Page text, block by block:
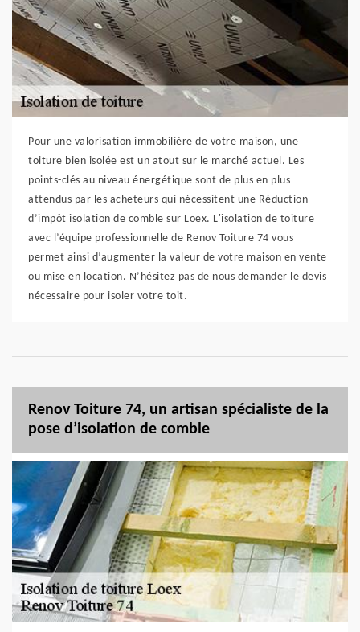
Pour une valorisation immobilière de votre maison, une
toiture bien isolée est un atout sur le marché actuel. Les
points-clés au niveau énergétique sont de plus en plus
attendus par les acheteurs qui nécessitent une Réduction
d’impôt isolation de comble sur Loex. L'isolation de toiture
avec l’équipe professionnelle de Renov Toiture 74 vous
permet ainsi d’augmenter la valeur de votre maison en vente
ou mise en location. N’hésitez pas de nous demander le devis
nécessaire pour isoler votre toit.
Renov Toiture 74, un artisan spécialiste de la
pose d’isolation de comble